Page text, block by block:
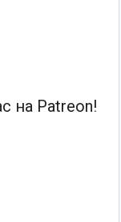
на Patreon!